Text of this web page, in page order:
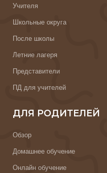
Учителя
Школьные округа
После школы
Летние лагеря
Представители
ПД для учителей
ДЛЯ РОДИТЕЛЕЙ
Обзор
Домашнее обучение
Онлайн обучение